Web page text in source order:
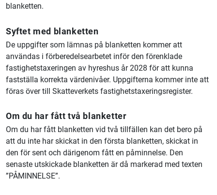
blanketten.
Syftet med blanketten
De uppgifter som lämnas på blanketten kommer att
användas i förberedelsearbetet inför den förenklade
fastighetstaxeringen av hyreshus år 2028 för att kunna
fastställa korrekta värdenivåer. Uppgifterna kommer inte att
föras över till Skatteverkets fastighetstaxeringsregister.
Om du har fått två blanketter
Om du har fått blanketten vid två tillfällen kan det bero på
att du inte har skickat in den första blanketten, skickat in
den för sent och därigenom fått en påminnelse. Den
senaste utskickade blanketten är då markerad med texten
”PÅMINNELSE”.